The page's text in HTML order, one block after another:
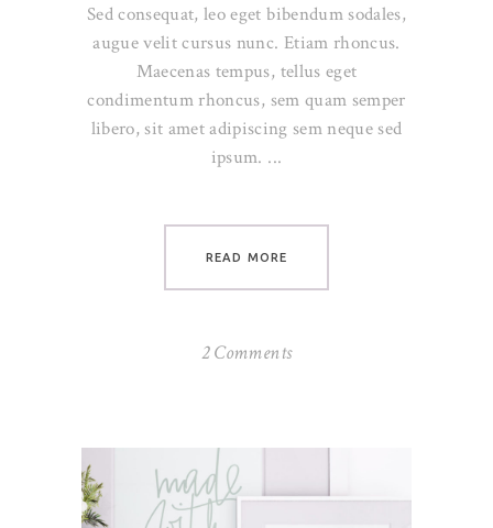
Sed consequat, leo eget bibendum sodales,
augue velit cursus nunc. Etiam rhoncus.
Maecenas tempus, tellus eget
condimentum rhoncus, sem quam semper
libero, sit amet adipiscing sem neque sed
ipsum.
READ MORE
2 Comments